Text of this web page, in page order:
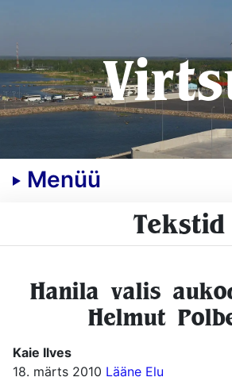
Menüü
Tekstid
Hanila valis
Helmut
Kaie Ilves
18. märts 2010 Lääne Elu